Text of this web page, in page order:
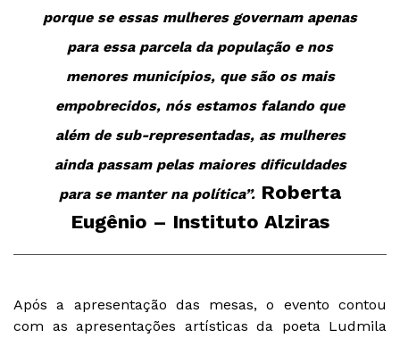
porque se essas mulheres governam apenas
para essa parcela da população e nos
menores municípios, que são os mais
empobrecidos, nós estamos falando que
além de sub-representadas, as mulheres
ainda passam pelas maiores dificuldades
para se manter na política”. Roberta
Eugênio – Instituto Alziras
Após a apresentação das mesas, o evento contou
com as apresentações artísticas da poeta Ludmila